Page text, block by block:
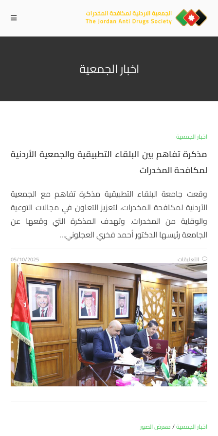
اخبار الجمعية
اخبار الجمعية
مذكرة تفاهم بين البلقاء التطبيقية والجمعية الأردنية
لمكافحة المخدرات
وقعت جامعة البلقاء التطبيقية مذكرة تفاهم مع الجمعية
الأردنية لمكافحة المخدرات، لتعزيز التعاون في مجالات التوعية
والوقاية من المخدرات. وتهدف المذكرة التي وقعها عن
الجامعة رئيسها الدكتور أحمد فخري العجلوني…
التعليقات 05/10/2025
اخبار الجمعية/معرض الصور